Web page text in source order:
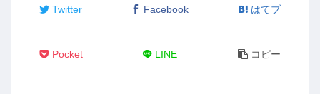
Twitter Facebook はてブ
Pocket LINE コピー